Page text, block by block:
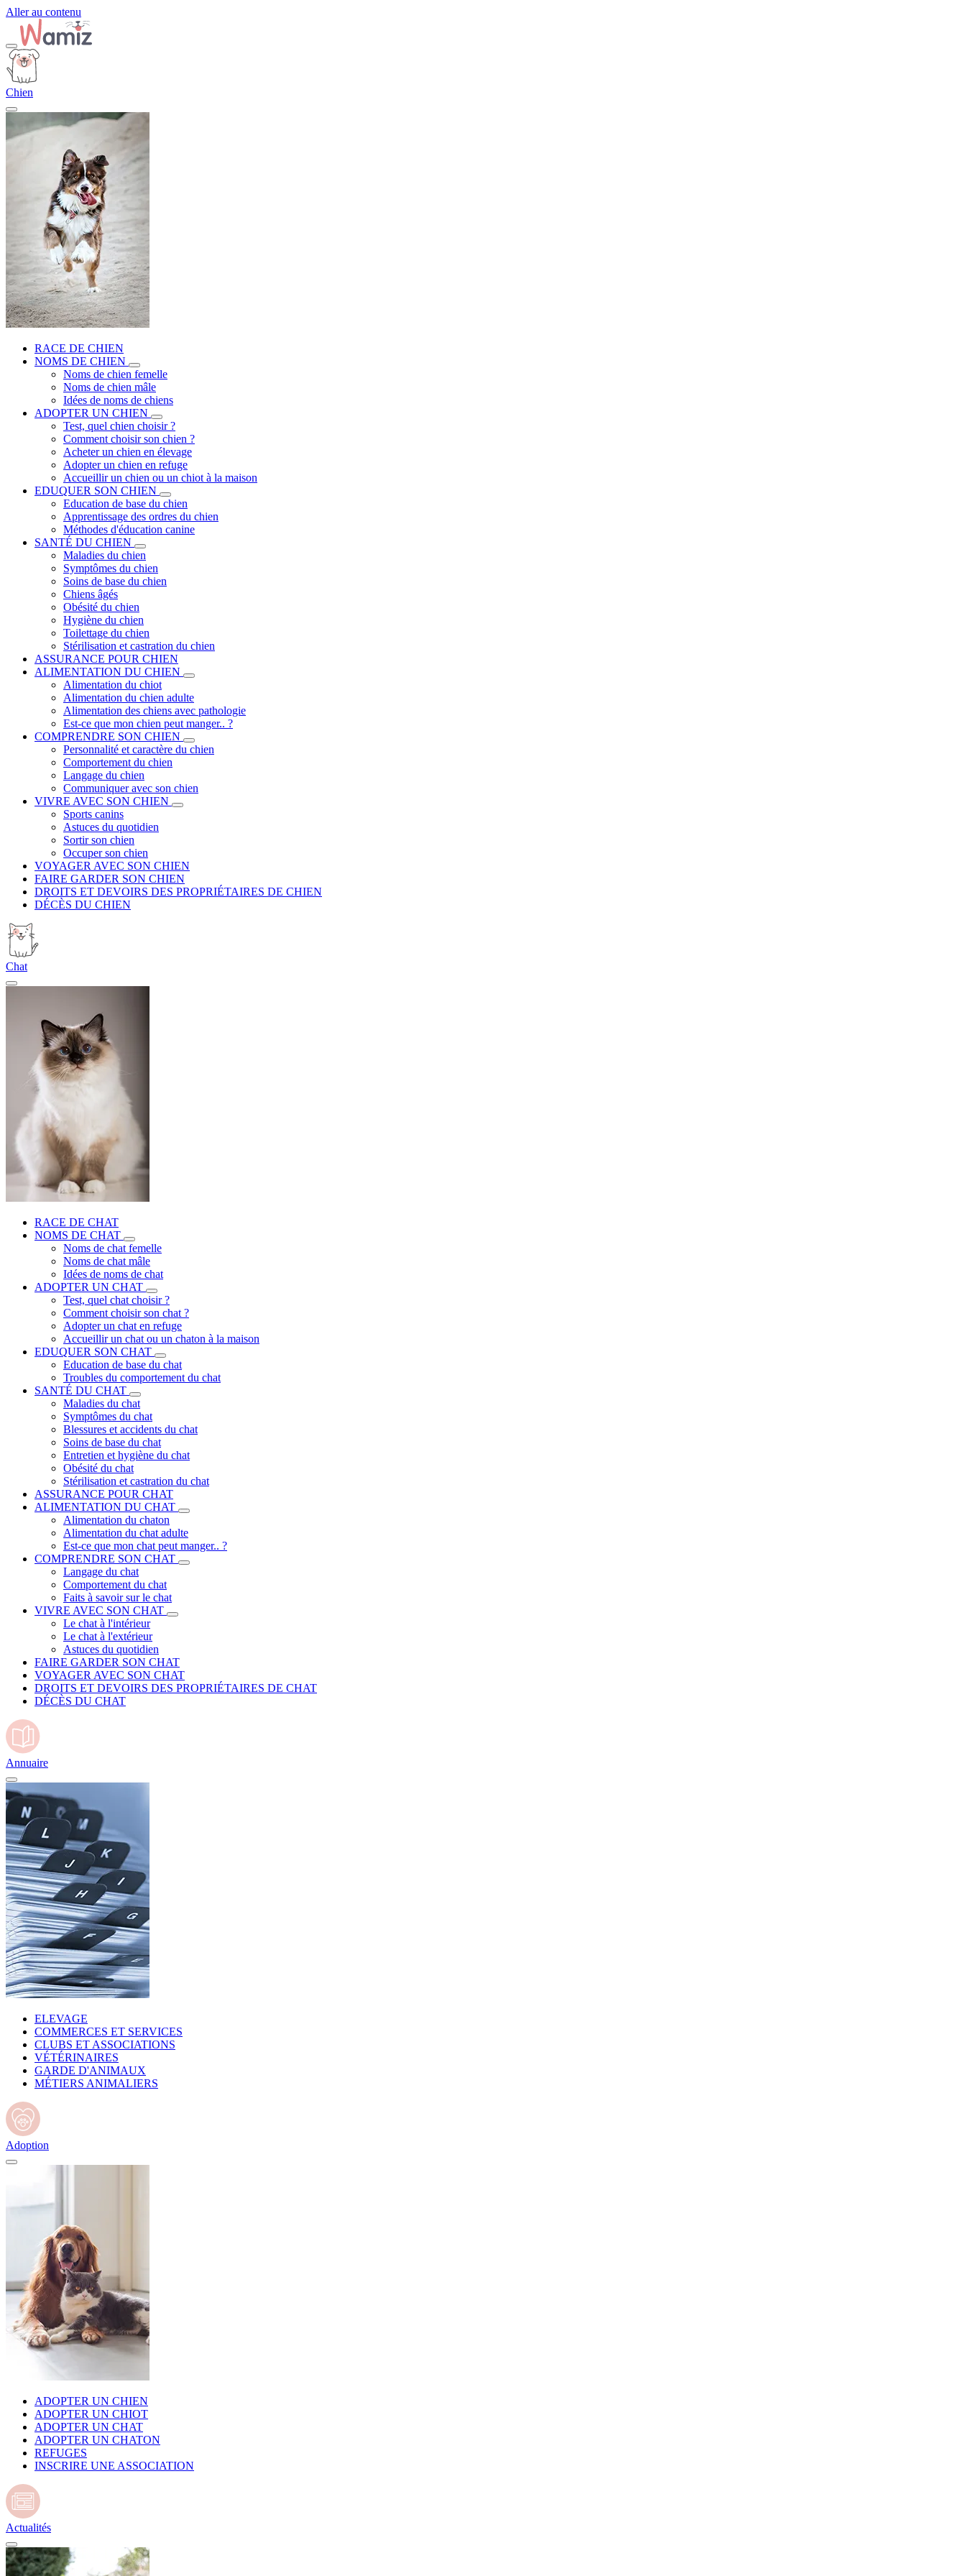
Aller au contenu
Chien
RACE DE CHIEN
NOMS DE CHIEN
Noms de chien femelle
Noms de chien mâle
Idées de noms de chiens
ADOPTER UN CHIEN
Test, quel chien choisir ?
Comment choisir son chien ?
Acheter un chien en élevage
Adopter un chien en refuge
Accueillir un chien ou un chiot à la maison
EDUQUER SON CHIEN
Education de base du chien
Apprentissage des ordres du chien
Méthodes d'éducation canine
SANTÉ DU CHIEN
Maladies du chien
Symptômes du chien
Soins de base du chien
Chiens âgés
Obésité du chien
Hygiène du chien
Toilettage du chien
Stérilisation et castration du chien
ASSURANCE POUR CHIEN
ALIMENTATION DU CHIEN
Alimentation du chiot
Alimentation du chien adulte
Alimentation des chiens avec pathologie
Est-ce que mon chien peut manger.. ?
COMPRENDRE SON CHIEN
Personnalité et caractère du chien
Comportement du chien
Langage du chien
Communiquer avec son chien
VIVRE AVEC SON CHIEN
Sports canins
Astuces du quotidien
Sortir son chien
Occuper son chien
VOYAGER AVEC SON CHIEN
FAIRE GARDER SON CHIEN
DROITS ET DEVOIRS DES PROPRIÉTAIRES DE CHIEN
DÉCÈS DU CHIEN
Chat
RACE DE CHAT
NOMS DE CHAT
Noms de chat femelle
Noms de chat mâle
Idées de noms de chat
ADOPTER UN CHAT
Test, quel chat choisir ?
Comment choisir son chat ?
Adopter un chat en refuge
Accueillir un chat ou un chaton à la maison
EDUQUER SON CHAT
Education de base du chat
Troubles du comportement du chat
SANTÉ DU CHAT
Maladies du chat
Symptômes du chat
Blessures et accidents du chat
Soins de base du chat
Entretien et hygiène du chat
Obésité du chat
Stérilisation et castration du chat
ASSURANCE POUR CHAT
ALIMENTATION DU CHAT
Alimentation du chaton
Alimentation du chat adulte
Est-ce que mon chat peut manger.. ?
COMPRENDRE SON CHAT
Langage du chat
Comportement du chat
Faits à savoir sur le chat
VIVRE AVEC SON CHAT
Le chat à l'intérieur
Le chat à l'extérieur
Astuces du quotidien
FAIRE GARDER SON CHAT
VOYAGER AVEC SON CHAT
DROITS ET DEVOIRS DES PROPRIÉTAIRES DE CHAT
DÉCÈS DU CHAT
Annuaire
ELEVAGE
COMMERCES ET SERVICES
CLUBS ET ASSOCIATIONS
VÉTÉRINAIRES
GARDE D'ANIMAUX
MÉTIERS ANIMALIERS
Adoption
ADOPTER UN CHIEN
ADOPTER UN CHIOT
ADOPTER UN CHAT
ADOPTER UN CHATON
REFUGES
INSCRIRE UNE ASSOCIATION
Actualités